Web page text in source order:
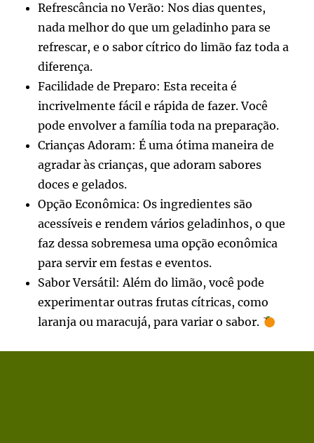
Refrescância no Verão: Nos dias quentes,
nada melhor do que um geladinho para se
refrescar, e o sabor cítrico do limão faz toda a
diferença.
Facilidade de Preparo: Esta receita é
incrivelmente fácil e rápida de fazer. Você
pode envolver a família toda na preparação.
Crianças Adoram: É uma ótima maneira de
agradar às crianças, que adoram sabores
doces e gelados.
Opção Econômica: Os ingredientes são
acessíveis e rendem vários geladinhos, o que
faz dessa sobremesa uma opção econômica
para servir em festas e eventos.
Sabor Versátil: Além do limão, você pode
experimentar outras frutas cítricas, como
laranja ou maracujá, para variar o sabor.